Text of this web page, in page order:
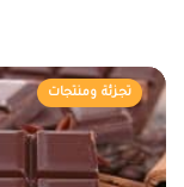
تجزئة ومنتجات